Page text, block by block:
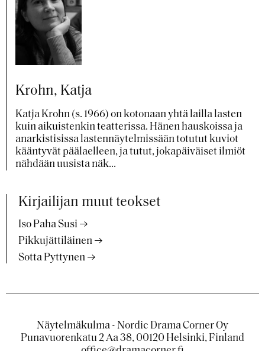
Krohn, Katja
Katja Krohn (s. 1966) on kotonaan yhtä lailla lasten
kuin aikuistenkin teatterissa. Hänen hauskoissa ja
anarkistisissa lastennäytelmissään totutut kuviot
kääntyvät päälaelleen, ja tutut, jokapäiväiset ilmiöt
nähdään uusista näk...
Kirjailijan muut teokset
Iso Paha Susi
Pikkujättiläinen
Sotta Pyttynen
Näytelmäkulma - Nordic Drama Corner Oy
Punavuorenkatu 2 Aa 38, 00120 Helsinki, Finland